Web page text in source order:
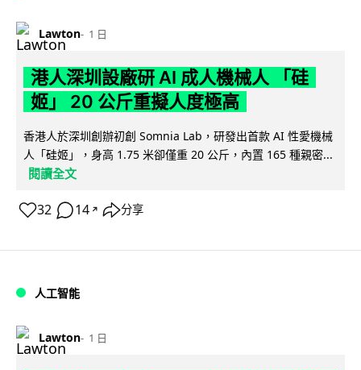
Lawton 1 日
港人深圳設廠研 AI 成人機械人 「硅
姬」 20 公斤重擬人度極高
香港人於深圳創辦初創 Somnia Lab，研發出首款 AI 性愛機械
人「硅姬」，身高 1.75 米卻僅重 20 公斤，內置 165 種親密...
閱讀全文
32 14 ↗ 分享
人工智能
Lawton 1 日